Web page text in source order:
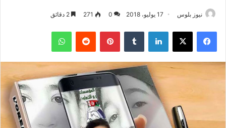
نيوز بلوس 17 يوليو، 2018 0
271
فيسبوك X لينكدإن بينتيريست واتساب